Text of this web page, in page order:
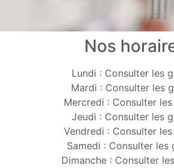
Nos
Lundi : Consulter les
Mardi : Consulter les
Mercredi : Consulter
Jeudi : Consulter les
Vendredi : Consulter
Samedi : Consulter les
Dimanche : Consulter